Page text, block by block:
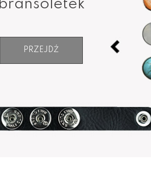
bransoletek
PRZEJDŹ